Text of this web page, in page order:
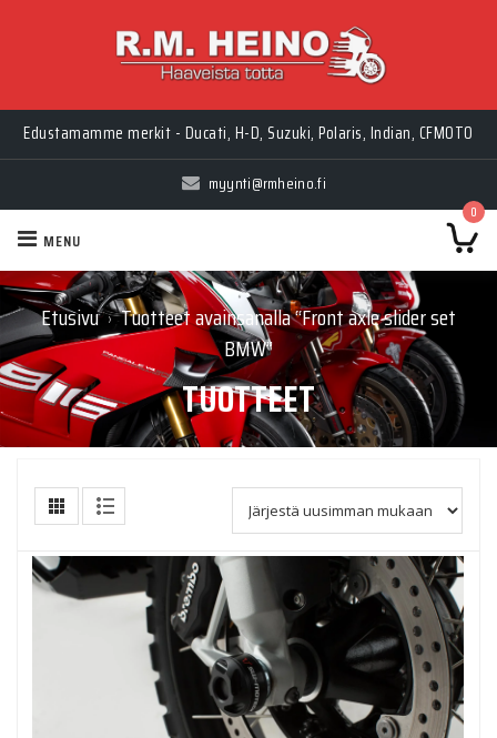
Edustamamme merkit - Ducati, H-D, Suzuki, Polaris, Indian, CFMOTO
myynti@rmheino.fi
0
MENU
Etusivu › Tuotteet avainsanalla “Front axle slider set
BMW”
TUOTTEET